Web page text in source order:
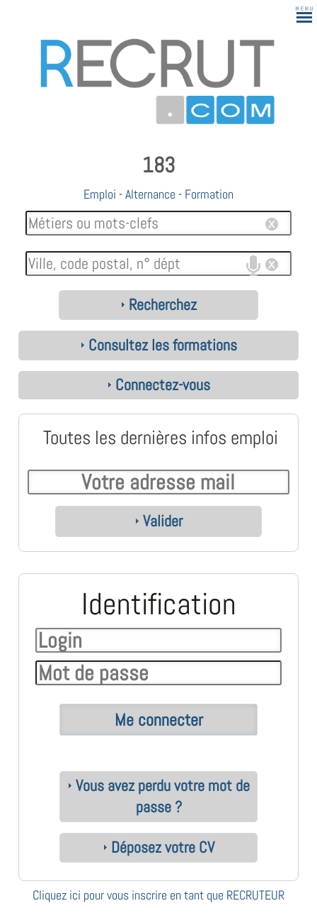
183
Emploi -Alternance - Formation
Recherchez
Consultez les formations
Connectez-vous
Toutes les dernières infos emploi
Valider
Identification
Vous avez perdu votre mot de
passe ?
Déposez votre CV
Cliquez ici pour vous inscrire en tant que RECRUTEUR